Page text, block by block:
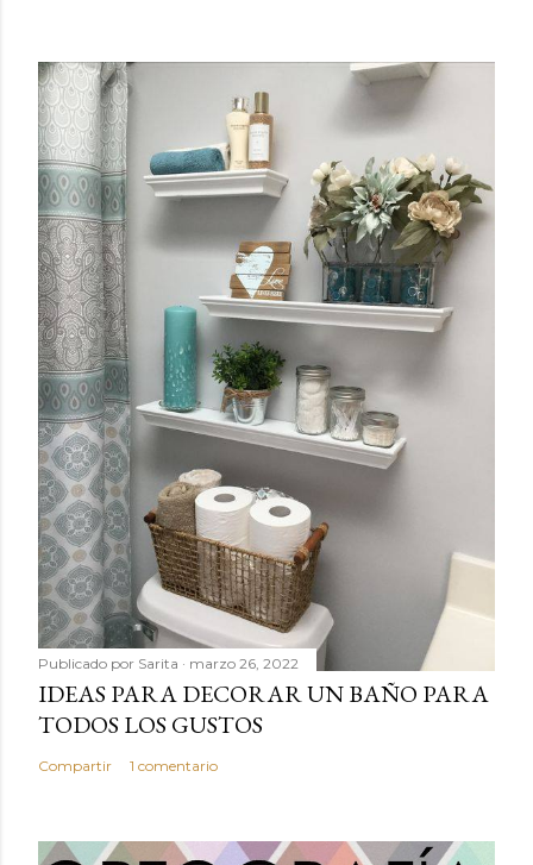
Publicado por Sarita marzo 26, 2022
IDEAS PARA DECORAR UN BAÑO PARA
TODOS LOS GUSTOS
Compartir 1 comentario